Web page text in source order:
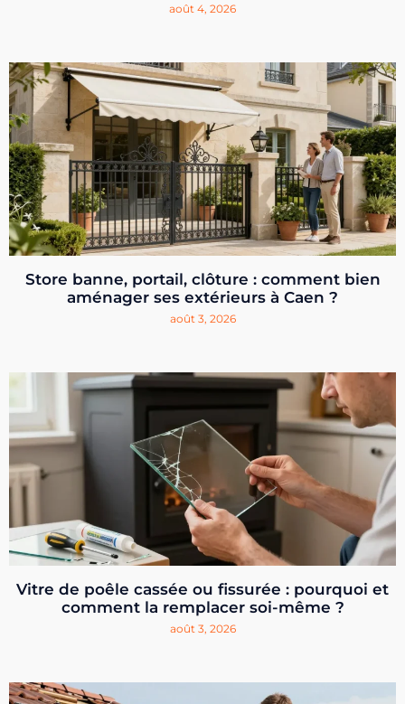
août 4, 2026
Store banne, portail, clôture : comment bien
aménager ses extérieurs à Caen ?
août 3, 2026
Vitre de poêle cassée ou fissurée : pourquoi et
comment la remplacer soi-même ?
août 3, 2026